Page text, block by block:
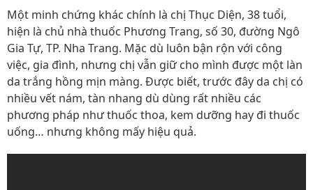
Một minh chứng khác chính là chị Thục Diện, 38 tuổi,
hiện là chủ nhà thuốc Phương Trang, số 30, đường Ngô
Gia Tự, TP. Nha Trang. Mặc dù luôn bận rộn với công
việc, gia đình, nhưng chị vẫn giữ cho mình được một làn
da trắng hồng mịn màng. Được biết, trước đây da chị có
nhiều vết nám, tàn nhang dù dùng rất nhiều các
phương pháp như thuốc thoa, kem dưỡng hay đi thuốc
uống… nhưng không mấy hiệu quả.